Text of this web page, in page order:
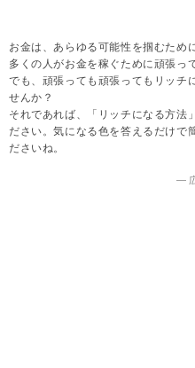
お金は、あらゆる可能性を掴むため
多くの人がお金を稼ぐために頑張っ
でも、頑張っても頑張ってもリッ
せんか？
それであれば、「リッチになる方法
ださい。気になる色を答えるだけで
ださいね。
―